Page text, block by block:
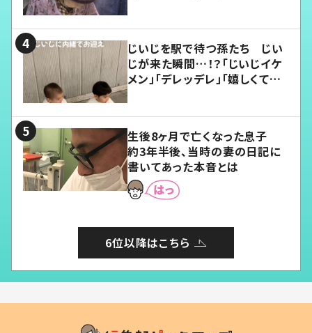
じいじを駅で待つ孫たち じい
じが来た瞬間…！？「じいじイケ
メン」「デレッデレ」「嬉しくて可
生後8ヶ月で亡くなった息子
約3年半後、当時の妻の日記に
書いてあった本音とは
6位以降はこちら